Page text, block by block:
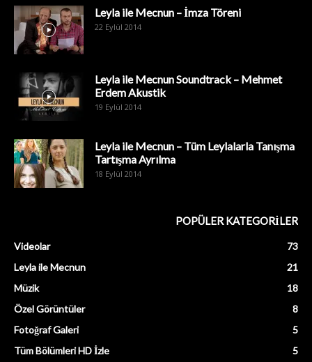
Leyla ile Mecnun – İmza Töreni
22 Eylül 2014
Leyla ile Mecnun Soundtrack – Mehmet
Erdem Akustik
19 Eylül 2014
Leyla ile Mecnun – Tüm Leylalarla Tanışma
Tartışma Ayrılma
18 Eylül 2014
POPÜLER KATEGORİLER
Videolar
73
Leyla ile Mecnun
21
Müzik
18
Özel Görüntüler
8
Fotoğraf Galeri
5
Tüm Bölümleri HD İzle
5